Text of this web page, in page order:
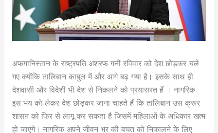
अफगानिस्तान के राष्ट्रपति अशरफ गनी रविवार को देश छोड़कर चले
गए क्योंकि तालिबान काबुल में और आगे बढ़ गया है। इसके साथ ही
देशवासी और विदेशी भी देश से निकलने को प्रयासरत हैं । नागरिक
इस भय को लेकर देश छोड़कर जाना चाहते हैं कि तालिबान उस क्रूर
शासन को फिर से लागू कर सकता है जिसमें महिलाओं के अधिकार खत्म
हो जाएंगे। नागरिक अपने जीवन भर की बचत को निकालने के लिए